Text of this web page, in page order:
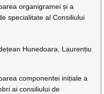
organigramei și a
specialitate al Consiliului
Hunedoara, Laurențiu
componentei inițiale a
ai consiliului de